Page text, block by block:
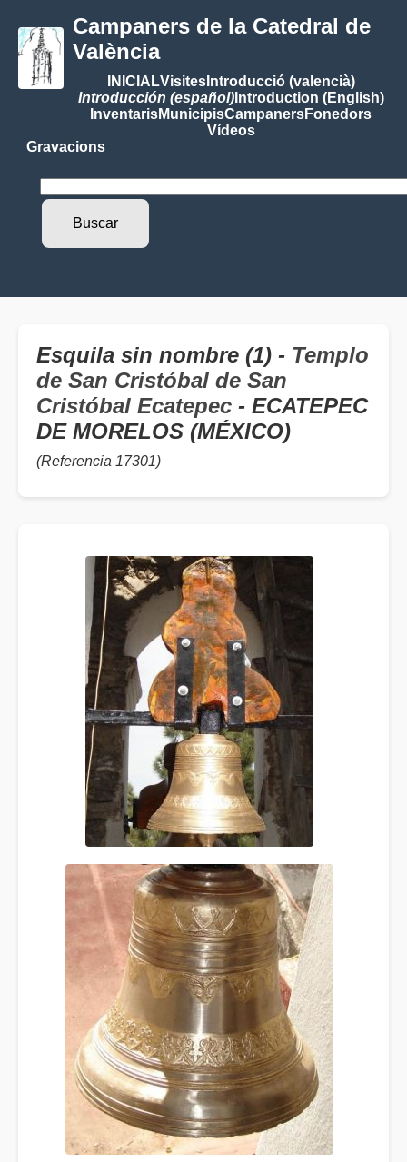
Campaners de la Catedral de
València
INICIALVisitesIntroducció (valencià)
Introducción (español)Introduction (English)
InventarisMunicipisCampanersFonedors
Vídeos
Gravacions
Esquila sin nombre (1) - Templo
de San Cristóbal de San
Cristóbal Ecatepec - ECATEPEC
DE MORELOS (MÉXICO)
(Referencia 17301)